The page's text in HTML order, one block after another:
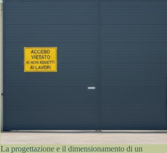
La progettazione e il dimensionamento di un